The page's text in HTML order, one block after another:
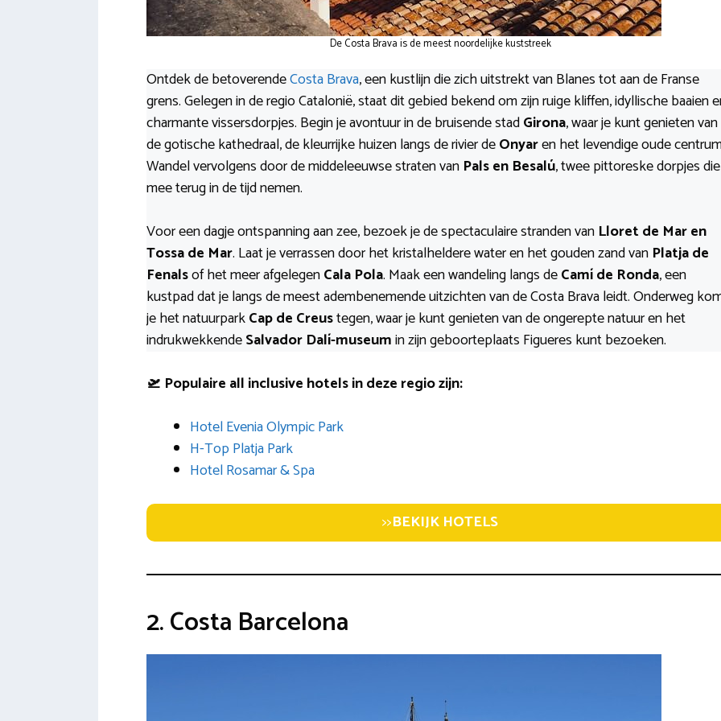
De Costa Brava is de meest noordelijke kuststreek
Ontdek de betoverendeCosta Brava, een kustlijn die zich uitstrekt van Blanes tot aan de Franse
grens. Gelegen in de regio Catalonië, staat dit gebied bekend om zijn ruige kliffen, idyllische baaien
charmante vissersdorpjes. Begin je avontuur in de bruisende stadGirona, waar je kunt genieten van
de gotische kathedraal, de kleurrijke huizen langs de rivier deOnyaren het levendige oude
Wandel vervolgens door de middeleeuwse straten van Pals en Besalú, twee pittoreske dorpjes
mee terug in de tijd nemen.
Voor een dagje ontspanning aan zee, bezoek je de spectaculaire stranden van Lloret de Mar en
Tossa de Mar. Laat je verrassen door het kristalheldere water en het gouden zand van Platja de
Fenalsof het meer afgelegenCala Pola. Maak een wandeling langs deCamí de Ronda, een
kustpad dat je langs de meest adembenemende uitzichten van de Costa Brava leidt. Onderweg
je het natuurparkCap de Creustegen, waar je kunt genieten van de ongerepte natuur en het
indrukwekkendeSalvador Dalí-museumin zijn geboorteplaats Figueres kunt bezoeken.
🛫 Populaire all inclusive hotels in deze regio zijn:
Hotel Evenia Olympic Park
H-Top Platja Park
Hotel Rosamar & Spa
>>BEKIJK HOTELS
2. Costa Barcelona